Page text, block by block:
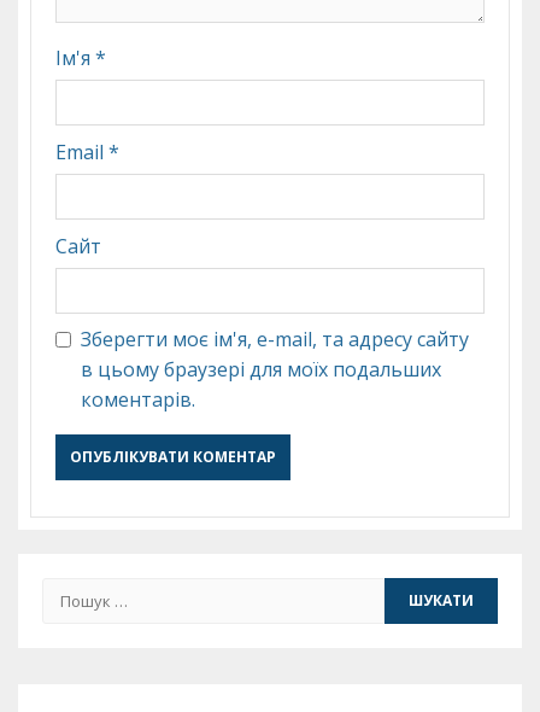
Ім'я *
Email *
Сайт
Зберегти моє ім'я, e-mail, та адресу сайту
в цьому браузері для моїх подальших
коментарів.
Пошук: